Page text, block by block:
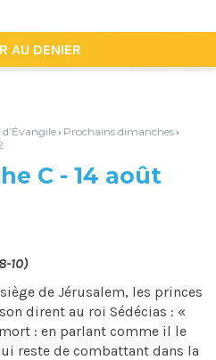
AU DENIER
› Prochains dimanches›
C - 14 août
10)
de Jérusalem, les princes
dirent au roi Sédécias : «
: en parlant comme il le
reste de combattant dans la